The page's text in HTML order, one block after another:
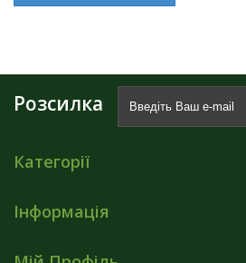
Розсилка
Категорії
Інформація